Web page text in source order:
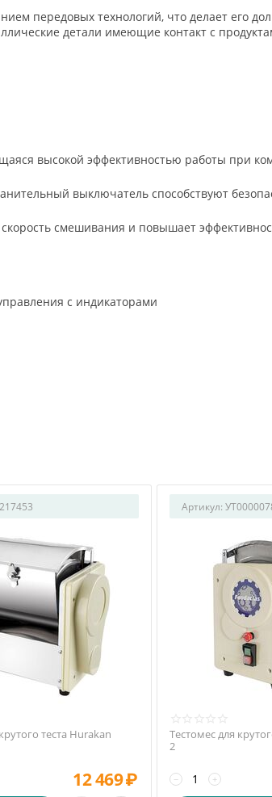
передовых технологий, что делает его
детали имеющие контакт с
высокой эффективностью работы при
выключатель способствуют
смешивания и повышает
с индикаторами
теста Hurakan
12 469₽
Артикул:
Тестомес для
2
+
−